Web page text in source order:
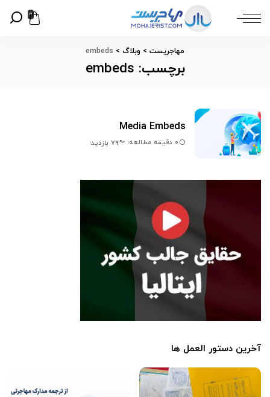
0
مهاجریست > وبلاگ >
embeds
برچسب: embeds
Media Embeds
0 دقیقه مطالعه 79 بازدید
آخرین دستور العمل ها